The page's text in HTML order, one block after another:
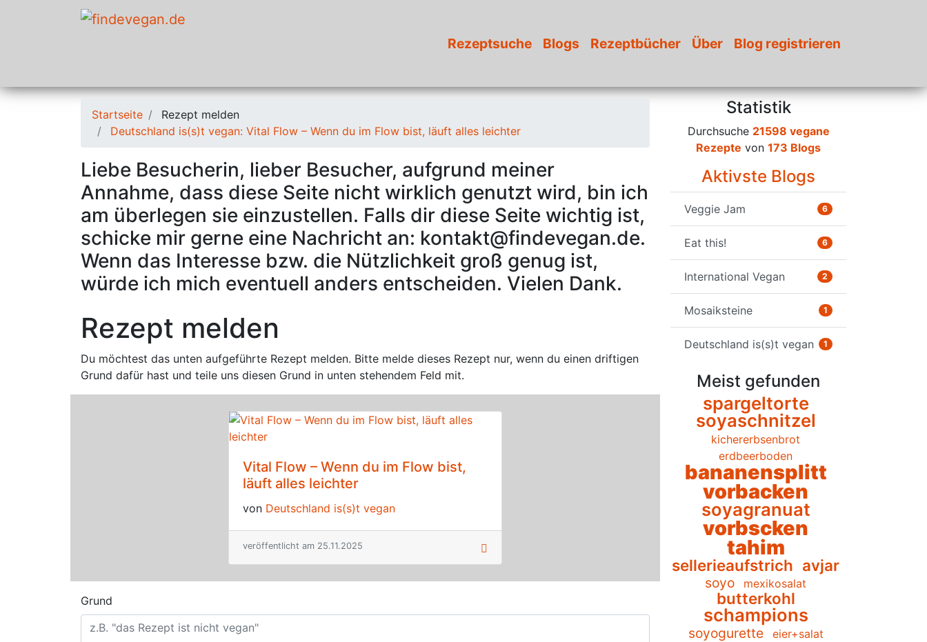
Rezeptsuche Blogs Rezeptbücher Über Blog registrieren
Startseite
Rezept melden
Deutschland is(s)t vegan: Vital Flow – Wenn du im Flow bist, läuft alles leichter
Liebe Besucherin, lieber Besucher, aufgrund meiner
Annahme, dass diese Seite nicht wirklich genutzt wird, bin ich
am überlegen sie einzustellen. Falls dir diese Seite wichtig ist,
schicke mir gerne eine Nachricht an: kontakt@findevegan.de.
Wenn das Interesse bzw. die Nützlichkeit groß genug ist,
würde ich mich eventuell anders entscheiden. Vielen Dank.
Rezept melden
Du möchtest das unten aufgeführte Rezept melden. Bitte melde dieses Rezept nur, wenn du einen driftigen
Grund dafür hast und teile uns diesen Grund in unten stehendem Feld mit.
Vital Flow – Wenn du im Flow bist,
läuft alles leichter
von Deutschland is(s)t vegan
veröffentlicht am 25.11.2025
Grund
Statistik
Durchsuche 21598 vegane
Rezepte von 173 Blogs
Aktivste Blogs
Veggie Jam 6
Eat this! 6
International Vegan 2
Mosaiksteine 1
Deutschland is(s)t vegan 1
Meist gefunden
spargeltorte
soyaschnitzel
kichererbsenbrot
erdbeerboden
bananensplitt
vorbacken
soyagranuat
vorbscken
tahim
sellerieaufstrich avjar
soyo mexikosalat
butterkohl
schampions
soyogurette
eier+salat